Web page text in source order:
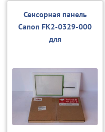
Сенсорная панель
Canon FK2-0329-000
для